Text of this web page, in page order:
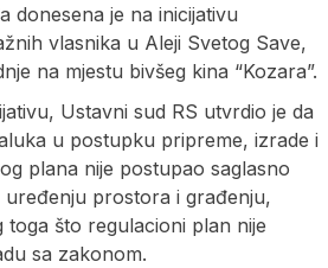
donesena je na inicijativu
vlasnika u Aleji Svetog Save,
na mjestu bivšeg kina “Kozara”.
Ustavni sud RS utvrdio je da
u postupku pripreme, izrade i
plana nije postupao saglasno
prostora i građenju,
što regulacioni plan nije
sa zakonom.